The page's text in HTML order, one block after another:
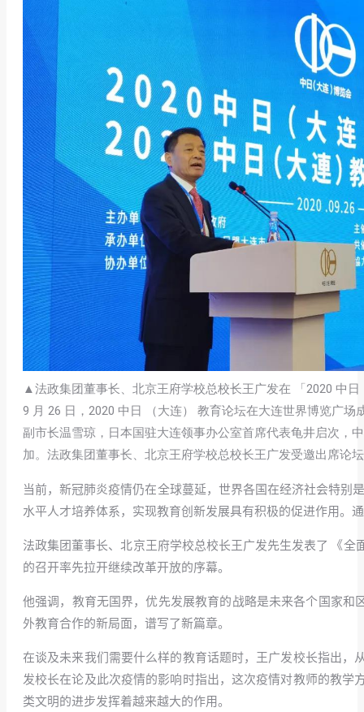
▲法政集团董事长、北京王府学校总校长王广发在 「2020 中
9 月 26 日，2020 中日 （大连） 教育论坛在大连世界博览广
副市长温雪琼，日本国驻大连领事办公室首席代表龟井启次，
加。法政集团董事长、北京王府学校总校长王广发受邀出席论
当前，新冠肺炎疫情仍在全球蔓延，世界各国在经济社会特别
水平人才培养体系，实现教育创新发展具有积极的促进作用。
法政集团董事长、北京王府学校总校长王广发先生发表了 《
的召开率先拉开继续改革开放的序幕。
他强调，教育无国界，优先发展教育的战略是未来各个国家和
外教育合作的新局面，谱写了新篇章。
在谈及未来我们需要什么样的教育话题时，王广发校长指出
发校长在论及此次疫情的影响时指出，这次疫情对教师的教
类文明的进步发挥着越来越大的作用。